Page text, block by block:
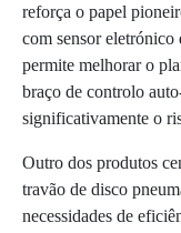
reforça o papel
com sensor eletrónico
permite melhorar o
braço de controlo
significativamente o
Outro dos produtos
travão de disco
necessidades de